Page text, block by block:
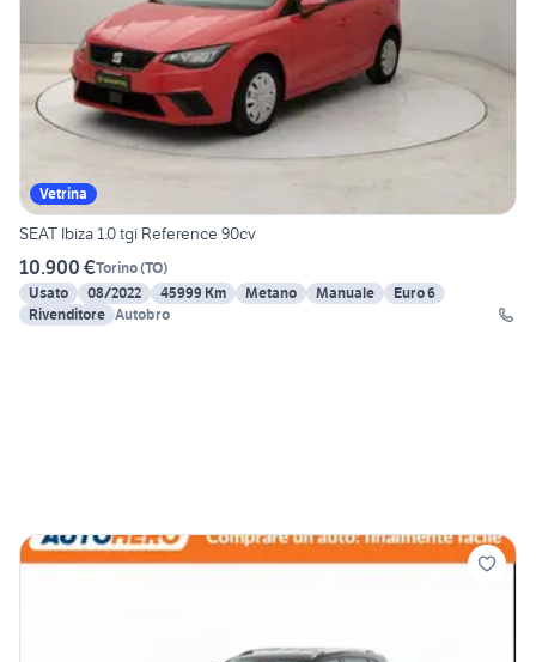
Vetrina
SEAT Ibiza 1.0 tgi Reference 90cv
10.900 €Torino(TO)
Usato
08/2022 45999 Km Metano Manuale
Euro 6
Rivenditore Autobro